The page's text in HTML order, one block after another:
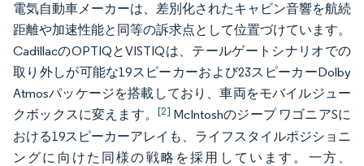
電気自動車メーカーは、差別化されたキャビン音響を航続
距離や加速性能と同等の訴求点として位置づけています。
CadillacのOPTIQとVISTIQは、テールゲートシナリオでの
取り外しが可能な19スピーカーおよび23スピーカーDolby
Atmosパッケージを搭載しており、車両をモバイルジュー
クボックスに変えます。 [2] McIntoshのジープ ワゴニアSに
おける19スピーカーアレイも、ライフスタイルポジショニ
ングに向けた同様の戦略を採用しています。一方、